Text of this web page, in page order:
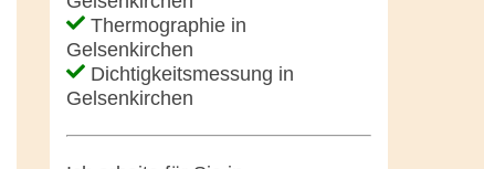
Thermographie in
Gelsenkirchen
Dichtigkeitsmessung in
Gelsenkirchen